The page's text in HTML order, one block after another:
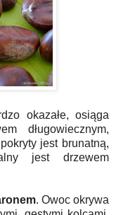
okazałe, osiąga
długowiecznym,
jest brunatną,
jest drzewem
. Owoc okrywa